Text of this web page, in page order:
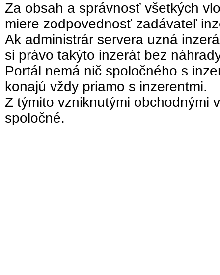
Za obsah a správnosť všetkých
miere zodpovednosť zadávateľ
Ak administrár servera uzná
si právo takýto inzerát bez
Portál nemá nič spoločného s
konajú vždy priamo s inzerentmi.
Z týmito vzniknutými obchodnými
spoločné.